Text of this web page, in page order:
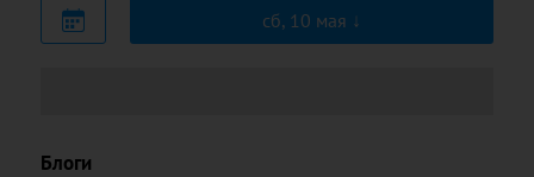
сб, 10 мая
Блоги